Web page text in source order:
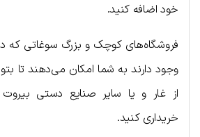
خود اضافه کنید.
فروشگاه‌های کوچک و بزرگ سوغاتی که
وجود دارند به شما امکان می‌دهند تا
از غار و یا سایر صنایع دستی بیروت
خریداری کنید.